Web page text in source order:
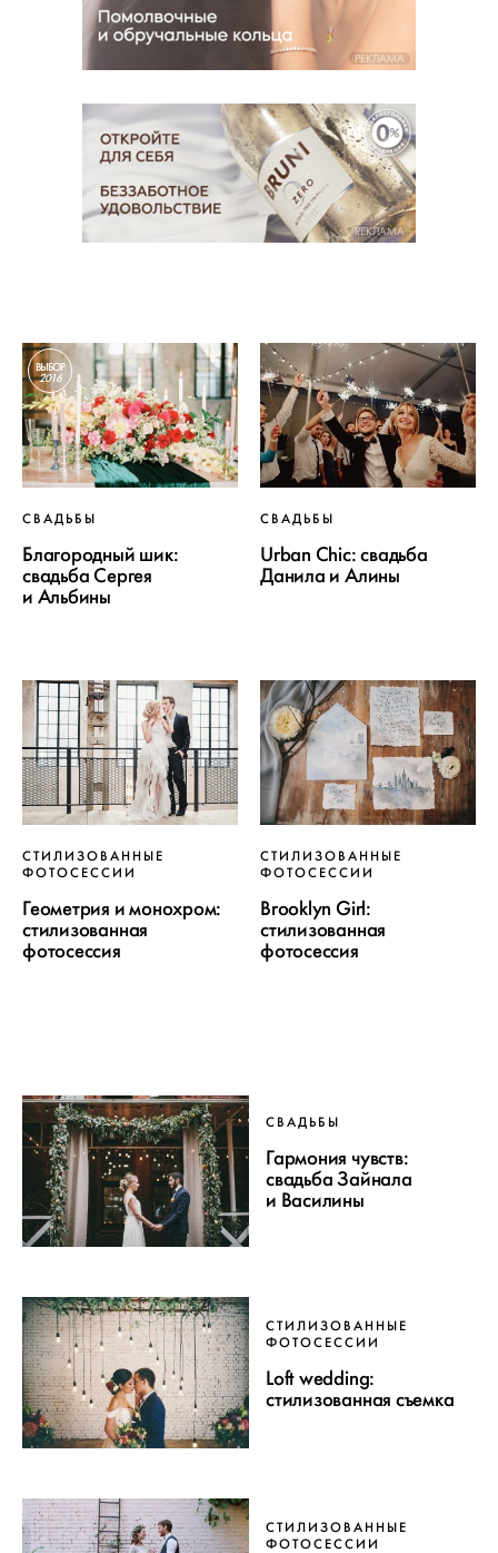
РЕКЛАМА
РЕКЛАМА
ВЫБОР
2016
СВАДЬБЫ
Благородный шик:
свадьба Сергея
и Альбины
СВАДЬБЫ
Urban Chic: свадьба
Данила и Алины
СТИЛИЗОВАННЫЕ
ФОТОСЕССИИ
Геометрия и монохром:
стилизованная
фотосессия
СТИЛИЗОВАННЫЕ
ФОТОСЕССИИ
Brooklyn Girl:
стилизованная
фотосессия
СВАДЬБЫ
Гармония чувств:
свадьба Зайнала
и Василины
СТИЛИЗОВАННЫЕ
ФОТОСЕССИИ
Loft wedding:
стилизованная съемка
СТИЛИЗОВАННЫЕ
ФОТОСЕССИИ